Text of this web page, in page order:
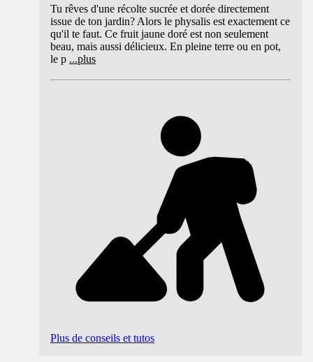
Tu rêves d'une récolte sucrée et dorée directement
issue de ton jardin? Alors le physalis est exactement ce
qu'il te faut. Ce fruit jaune doré est non seulement
beau, mais aussi délicieux. En pleine terre ou en pot,
le p ...plus
Plus de conseils et tutos